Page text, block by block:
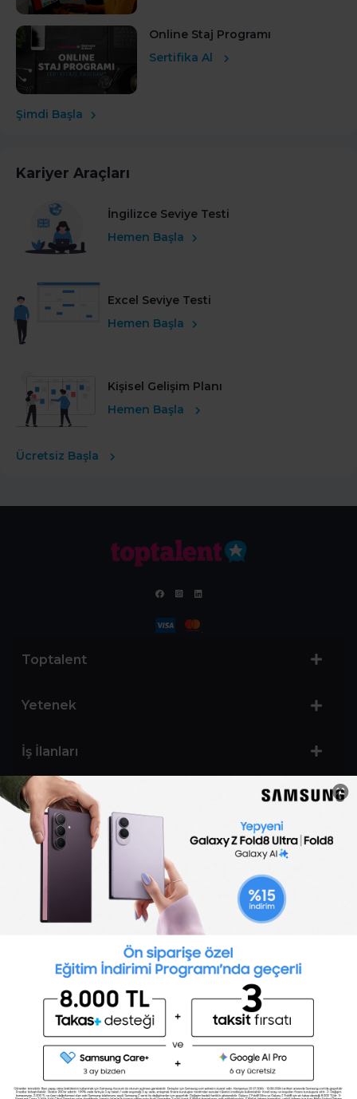
Online Staj Programı
Sertifika Al
Şimdi Başla
Kariyer Araçları
İngilizce Seviye Testi
Hemen Başla
Excel Seviye Testi
Hemen Başla
Kişisel Gelişim Planı
Hemen Başla
Ücretsiz Başla
Toptalent
Yetenek
İş İlanları
Sertifika Programları
Yetenek Testleri
Toptalent Marka ve İnsan Kaynakları Danışmanlığı Limited Şirketi Özel İstihdam Bürosu
Olarak 11 / 11 / 2024 - 10 / 11 / 2027 tarihleri arasında faaliyette bulunmak üzere, Türkiye İş
Kurumu tarafından 05.11.2024 tarih ve 16998526 sayılı karar uyarınca 1251 nolu belge ile faaliyet
göstermektedir.Toptalent İş İlanları için tıklayın. 4904 sayılı kanun uyarınca iş arayanlardan
ücret alınmayacak ve menfaat temin edilmeyecektir.
Türkiye İş Kurumu İstanbul İl Müdürlüğü: 0 212 249 29 87 | Türkiye iş Kurumu İstanbul Çalışma
ve İş Kurumu Bahçelievler Hizmet Merkezi